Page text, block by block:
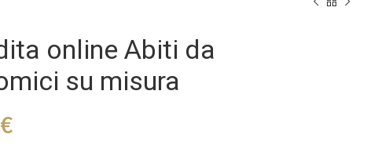
online Abiti da
su misura
€